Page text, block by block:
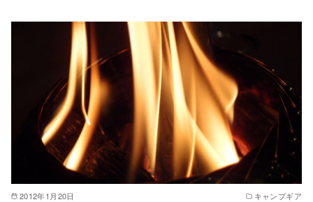
2012年1月20日 キャンプギア